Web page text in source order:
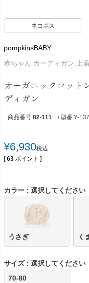
ネコポス
pompkinsBABY
赤ちゃん カーディガン 上
オーガニックコット
ディガン
商品番号 82-111 / 型番 Y-
¥6,930税込
[ 63 ポイント ]
カラー 選択してください
うさぎ く
サイズ
選択してください
70-80